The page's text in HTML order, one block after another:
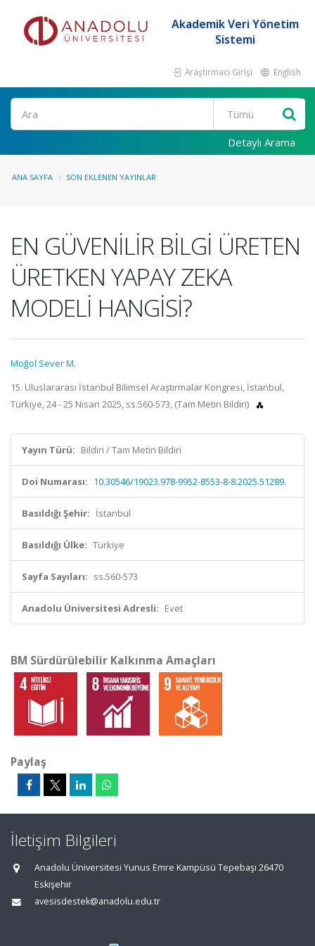
Akademik Veri Yönetim
Sistemi
Araştırmacı Girişi English
Ara
Detaylı Arama
ANA SAYFA SON EKLENEN YAYINLAR
EN GÜVENİLİR BİLGİ ÜRETEN
ÜRETKEN YAPAY ZEKA
MODELİ HANGİSİ?
Moğol Sever M.
15. Uluslararası İstanbul Bilimsel Araştırmalar Kongresi, İstanbul,
Türkiye, 24 - 25 Nisan 2025, ss.560-573, (Tam Metin Bildiri)
Yayın Türü: Bildiri / Tam Metin Bildiri
Doi Numarası: 10.30546/19023.978-9952-8553-8-8.2025.51289.
Basıldığı Şehir: İstanbul
Basıldığı Ülke: Türkiye
Sayfa Sayıları: ss.560-573
Anadolu Üniversitesi Adresli: Evet
BM Sürdürülebilir Kalkınma Amaçları
Paylaş
İletişim Bilgileri
Anadolu Üniversitesi Yunus Emre Kampüsü Tepebaşı 26470
Eskişehir
avesisdestek@anadolu.edu.tr